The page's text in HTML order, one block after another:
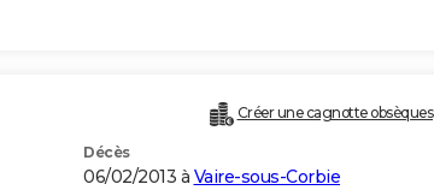
Créer une cagnotte obsèques
Décès
06/02/2013 à Vaire-sous-Corbie